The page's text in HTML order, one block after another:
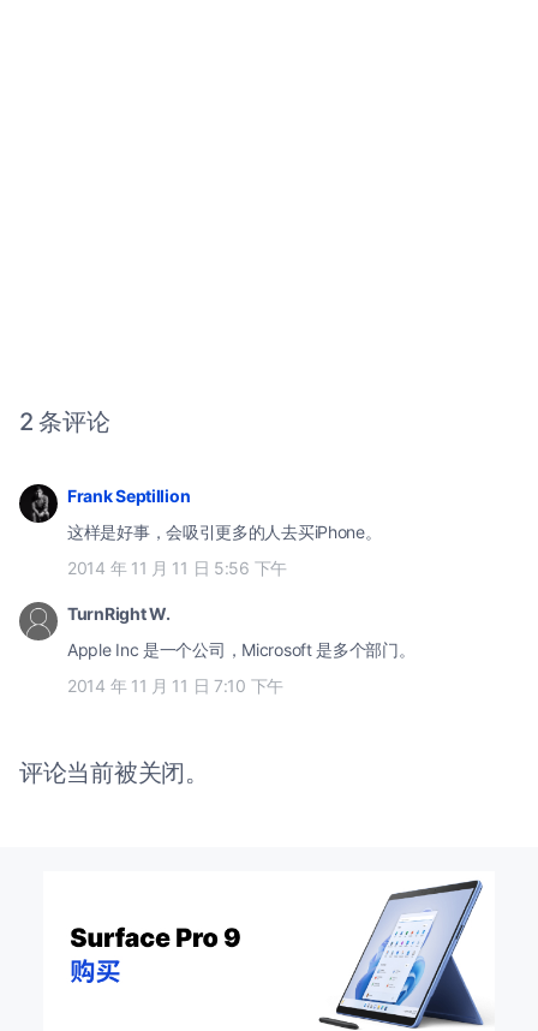
2 条评论
Frank Septillion
这样是好事，会吸引更多的人去买iPhone。
2014 年 11 月 11 日 5:56 下午
TurnRight W.
Apple Inc 是一个公司，Microsoft 是多个部门。
2014 年 11 月 11 日 7:10 下午
评论当前被关闭。